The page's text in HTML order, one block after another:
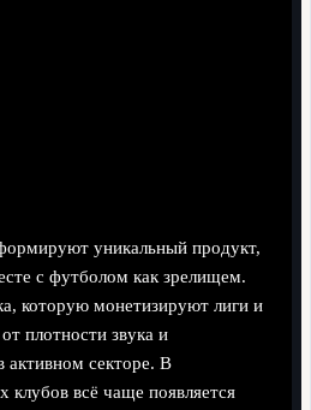
уникальный продукт,
с футболом как зрелищем.
которую монетизируют лиги и
плотности звука и
активном секторе. В
клубов всё чаще появляется